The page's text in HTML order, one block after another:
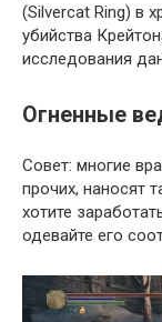
(Silvercat Ring) в
убийства
исследования
Огненные
Совет: многие
прочих, наносят
хотите
одевайте его